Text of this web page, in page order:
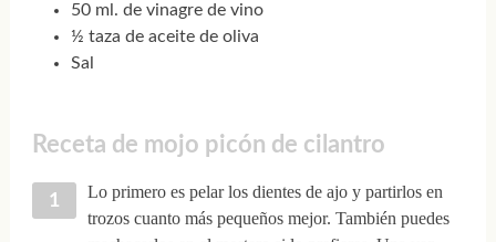
50 ml. de vinagre de vino
½ taza de aceite de oliva
Sal
Receta de mojo picón de cilantro
Lo primero es pelar los dientes de ajo y partirlos en
trozos cuanto más pequeños mejor. También puedes